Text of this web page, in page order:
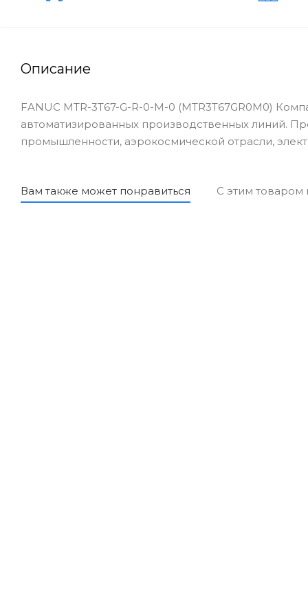
Описание
FANUC MTR-3T67-G-R-0-M-0 (MTR3T67GR0M0)
автоматизированных производственных линий.
промышленности, аэрокосмической отрасли,
Вам также может понравиться С этим товаром